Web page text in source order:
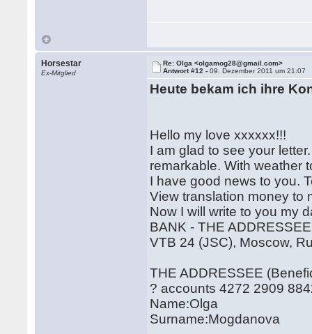
Horsestar
Ex-Mitglied
Re: Olga <olgamog28@gmail.com>
Antwort #12 -09. Dezember 2011 um 21:07
Heute bekam ich ihre
Hello my love xxxxxx!!!
I am glad to see your
remarkable. With weather
I have good news to you.
View translation money to
Now I will write to you my
BANK - THE
VTB 24 (JSC), Moscow,
THE ADDRESSEE
? accounts 4272 2909
Name:Olga
Surname:Mogdanova